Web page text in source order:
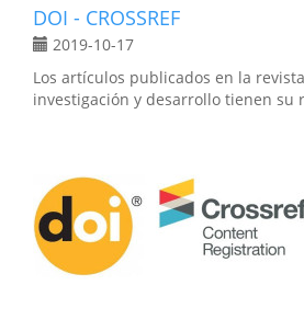
DOI - CROSSREF
2019-10-17
Los artículos publicados en la revista
investigación y desarrollo tienen su